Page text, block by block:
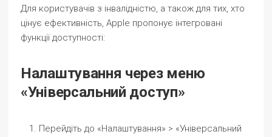
Для користувачів з інвалідністю, а також для тих, хто
цінує ефективність, Apple пропонує інтегровані
функції доступності:
Налаштування через меню
«Універсальний доступ»
Перейдіть до «Налаштування» > «Універсальний